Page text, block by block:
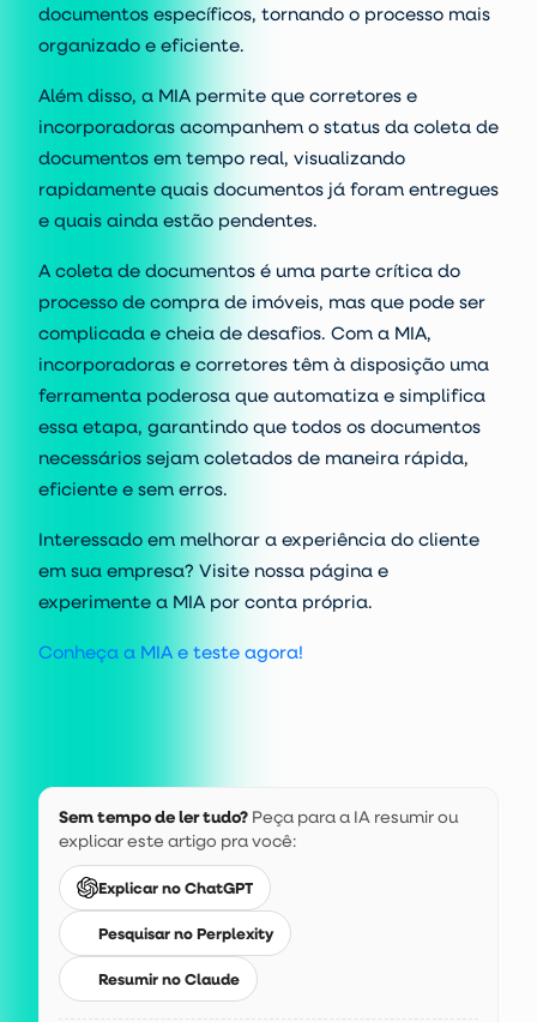
documentos específicos, tornando o processo mais
organizado e eficiente.
Além disso, a MIA permite que corretores e
incorporadoras acompanhem o status da coleta de
documentos em tempo real, visualizando
rapidamente quais documentos já foram entregues
e quais ainda estão pendentes.
A coleta de documentos é uma parte crítica do
processo de compra de imóveis, mas que pode ser
complicada e cheia de desafios. Com a MIA,
incorporadoras e corretores têm à disposição uma
ferramenta poderosa que automatiza e simplifica
essa etapa, garantindo que todos os documentos
necessários sejam coletados de maneira rápida,
eficiente e sem erros.
Interessado em melhorar a experiência do cliente
em sua empresa? Visite nossa página e
experimente a MIA por conta própria.
Conheça a MIA e teste agora!
Sem tempo de ler tudo? Peça para a IA resumir ou
explicar este artigo pra você:
Explicar no ChatGPT
Pesquisar no Perplexity
Resumir no Claude